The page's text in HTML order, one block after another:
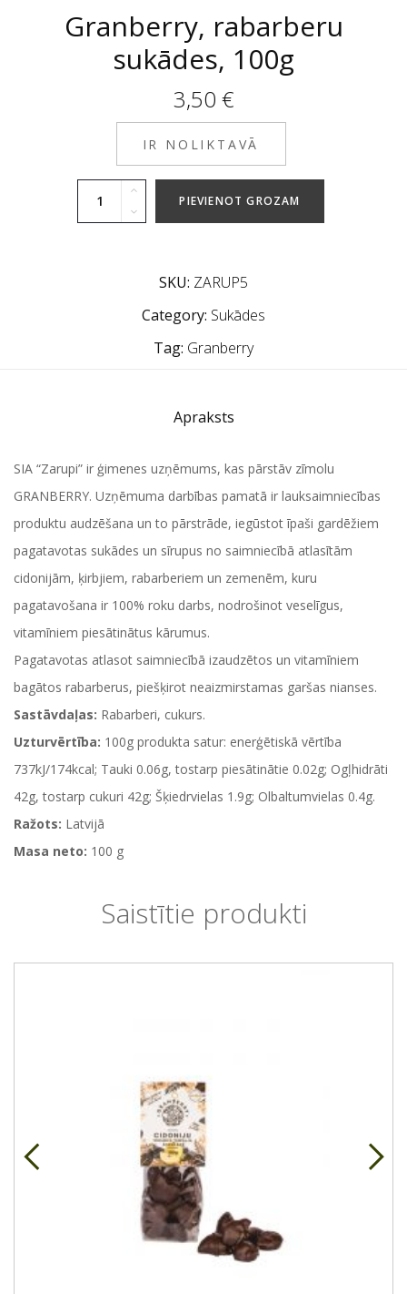
Granberry, rabarberu
sukādes, 100g
3,50 €
IR NOLIKTAVĀ
PIEVIENOT GROZAM
SKU: ZARUP5
Category: Sukādes
Tag: Granberry
Apraksts
SIA “Zarupi” ir ģimenes uzņēmums, kas pārstāv zīmolu
GRANBERRY. Uzņēmuma darbības pamatā ir lauksaimniecības
produktu audzēšana un to pārstrāde, iegūstot īpaši gardēžiem
pagatavotas sukādes un sīrupus no saimniecībā atlasītām
cidonijām, ķirbjiem, rabarberiem un zemenēm, kuru
pagatavošana ir 100% roku darbs, nodrošinot veselīgus,
vitamīniem piesātinātus kārumus.
Pagatavotas atlasot saimniecībā izaudzētos un vitamīniem
bagātos rabarberus, piešķirot neaizmirstamas garšas nianses.
Sastāvdaļas: Rabarberi, cukurs.
Uzturvērtība: 100g produkta satur: enerģētiskā vērtība
737kJ/174kcal; Tauki 0.06g, tostarp piesātinātie 0.02g; Ogļhidrāti
42g, tostarp cukuri 42g; Šķiedrvielas 1.9g; Olbaltumvielas 0.4g.
Ražots: Latvijā
Masa neto: 100 g
Saistītie produkti